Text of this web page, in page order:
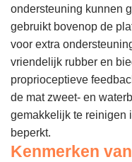
ondersteuning kunnen
gebruikt bovenop de
voor extra
vriendelijk rubber en
proprioceptieve
de mat zweet- en
gemakkelijk te reinigen
beperkt.
Kenmerken